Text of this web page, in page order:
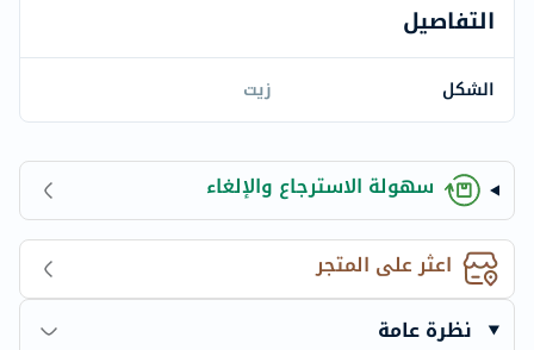
التفاصيل
الشكل زيت
سهولة الاسترجاع والإلغاء
اعثر على المتجر
نظرة عامة